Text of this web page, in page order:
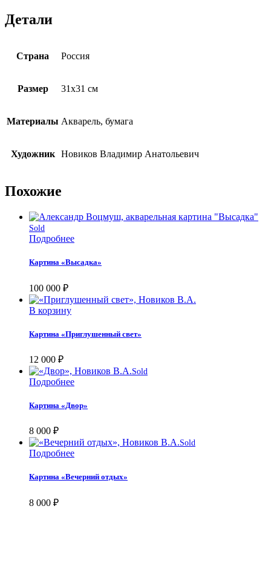
Детали
Страна Россия
Размер 31х31 см
Материалы Акварель, бумага
Художник Новиков Владимир Анатольевич
Похожие
Sold
Подробнее
Картина «Высадка»
100 000 ₽
В корзину
Картина «Приглушенный свет»
12 000 ₽
Sold
Подробнее
Картина «Двор»
8 000 ₽
Sold
Подробнее
Картина «Вечерний отдых»
8 000 ₽